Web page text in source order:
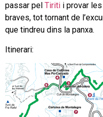
passar pel Tiriti i provar
braves, tot tornant de
que tindreu dins la panxa.
Itinerari: